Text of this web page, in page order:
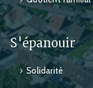
S'épanouir
Solidarité